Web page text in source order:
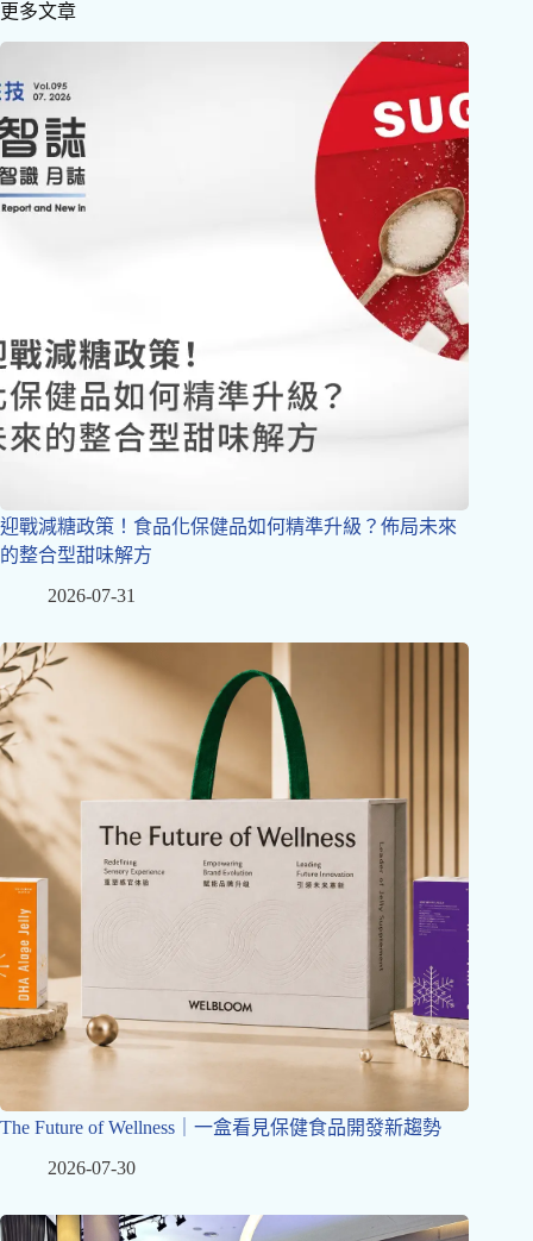
更多文章
迎戰減糖政策！食品化保健品如何精準升級？佈局未來
的整合型甜味解方
2026-07-31
The Future of Wellness｜一盒看見保健食品開發新趨勢
2026-07-30